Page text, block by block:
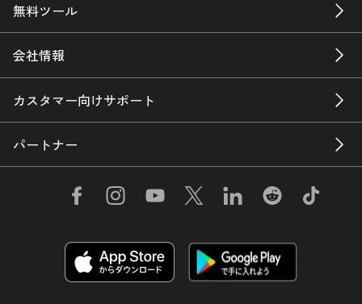
無料ツール
会社情報
カスタマー向けサポート
パートナー